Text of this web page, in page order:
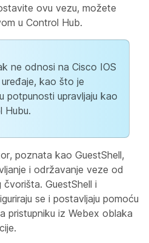
ovu vezu, možete
u Control Hub.
ne odnosi na Cisco IOS
kao što je
potpunosti upravljaju kao
Hubu.
poznata kao GuestShell,
i održavanje veze od
GuestShell i
se i postavljaju pomoću
pristupniku iz Webex oblaka